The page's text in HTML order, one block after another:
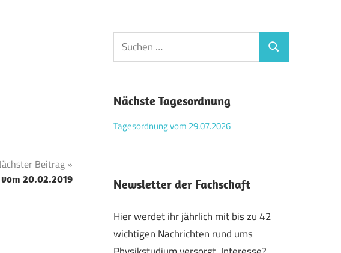
Beitrag
20.02.2019
Suchen
nach:
Suchen
Nächste Tagesordnung
Tagesordnung vom 29.07.2026
Newsletter der Fachschaft
Hier werdet ihr jährlich mit bis zu 42
wichtigen Nachrichten rund ums